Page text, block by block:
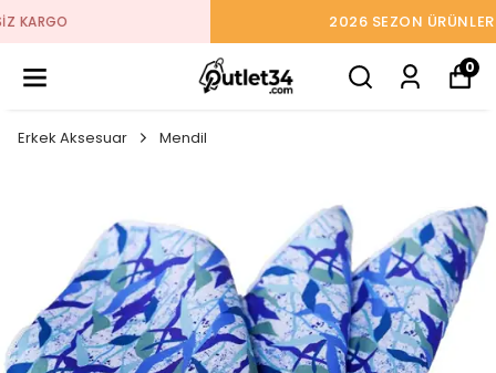
2026 SEZON ÜRÜNLER STOKLARDA
0
Erkek Aksesuar Mendil